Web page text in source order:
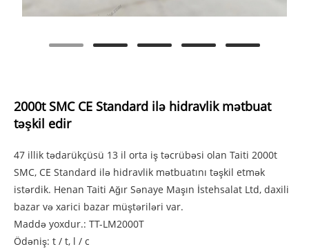
2000t SMC CE Standard ilə hidravlik mətbuat
təşkil edir
47 illik tədarükçüsü 13 il orta iş təcrübəsi olan Taiti 2000t
SMC, CE Standard ilə hidravlik mətbuatını təşkil etmək
istərdik. Henan Taiti Ağır Sənaye Maşın İstehsalat Ltd, daxili
bazar və xarici bazar müştəriləri var.
Maddə yoxdur.: TT-LM2000T
Ödəniş: t / t, l / c